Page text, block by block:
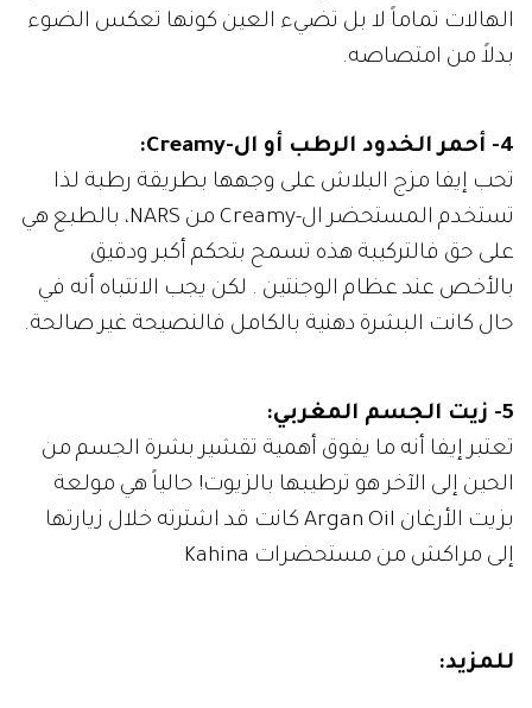
الهالات تماماً لا بل تضيء العين كونها تعكس الضوء
بدلاً من امتصاصه.
4- أحمر الخدود الرطب أو ال-Creamy:
تحب إيفا مزج البلاش على وجهها بطريقة رطبة لذا
تستخدم المستحضر ال-Creamy من NARS، بالطبع هي
على حق فالتركيبة هذه تسمح بتحكم أكبر ودقيق
بالأخص عند عظام الوجنتين . لكن يجب الانتباه أنه في
حال كانت البشرة دهنية بالكامل فالنصيحة غير صالحة.
5- زيت الجسم المغربي:
تعتبر إيفا أنه ما يفوق أهمية تقشير بشرة الجسم من
الحين إلى الآخر هو ترطيبها بالزيوت! حالياً هي مولعة
بزيت الأرغان Argan Oil كانت قد اشترته خلال زيارتها
إلى مراكش من مستحضرات Kahina
للمزيد: